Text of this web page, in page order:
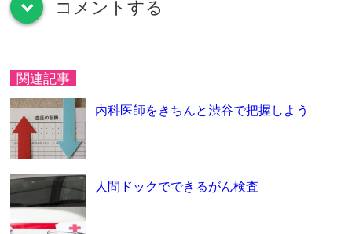
down コメントする
関連記事
内科医師をきちんと渋谷で把握しよう
人間ドックでできるがん検査